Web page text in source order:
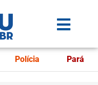
Polícia Pará